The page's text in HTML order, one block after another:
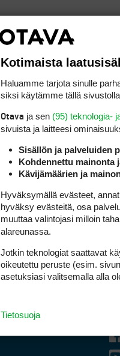
Kotimaista
Haluamme tarjota sinulle
siksi käytämme tällä
Otava ja sen (95) teknologia-
sivuista ja laitteesi
Sisällön ja palveluiden
Kohdennettu mainonta
Kävijämäärien ja
Hyväksymällä evästeet,
hyväksy evästeitä, osa
muuttaa valintojasi milloin
alareunassa.
Jotkin teknologiat saattavat
oikeutettu peruste (esim.
asetuksiasi valitsemalla alla
Tietosuoja